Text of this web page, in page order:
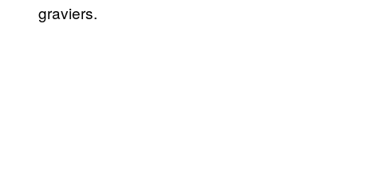
graviers.